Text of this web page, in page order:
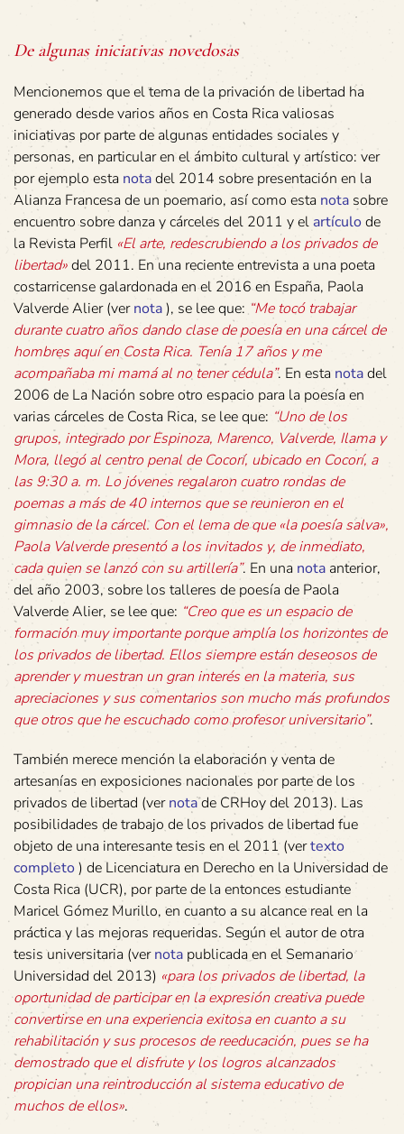
De algunas iniciativas novedosas
Mencionemos que el tema de la privación de libertad ha
generado desde varios años en Costa Rica valiosas
iniciativas por parte de algunas entidades sociales y
personas, en particular en el ámbito cultural y artístico: ver
por ejemplo esta notadel 2014 sobre presentación en la
Alianza Francesa de un poemario, así como esta nota sobre
encuentro sobre danza y cárceles del 2011 y el artículo de
la Revista Perfil «El arte, redescrubiendo a los privados de
libertad»del 2011. En una reciente entrevista a una poeta
costarricense galardonada en el 2016 en España, Paola
Valverde Alier (vernota), se lee que:“Me tocó trabajar
durante cuatro años dando clase de poesía en una cárcel de
hombres aquí en Costa Rica. Tenía 17 años y me
acompañaba mi mamá al no tener cédula”. En esta notadel
2006 de La Nación sobre otro espacio para la poesía en
varias cárceles de Costa Rica, se lee que: “Uno de los
grupos, integrado por Espinoza, Marenco, Valverde, Ilama y
Mora, llegó al centro penal de Cocorí, ubicado en Cocorí, a
las 9:30 a. m. Lo jóvenes regalaron cuatro rondas de
poemas a más de 40 internos que se reunieron en el
gimnasio de la cárcel. Con el lema de que «la poesía salva»,
Paola Valverde presentó a los invitados y, de inmediato,
cada quien se lanzó con su artillería”. En una nota anterior,
del año 2003, sobre los talleres de poesía de Paola
Valverde Alier, se lee que: “Creo que es un espacio de
formación muy importante porque amplía los horizontes de
los privados de libertad. Ellos siempre están deseosos de
aprender y muestran un gran interés en la materia, sus
apreciaciones y sus comentarios son mucho más profundos
que otros que he escuchado como profesor universitario”.
También merece mención la elaboración y venta de
artesanías en exposiciones nacionales por parte de los
privados de libertad (vernotade CRHoy del 2013). Las
posibilidades de trabajo de los privados de libertad fue
objeto de una interesante tesis en el 2011 (vertexto
completo ) de Licenciatura en Derecho en la Universidad de
Costa Rica (UCR), por parte de la entonces estudiante
Maricel Gómez Murillo, en cuanto a su alcance real en la
práctica y las mejoras requeridas. Según el autor de otra
tesis universitaria (vernota publicada en el Semanario
Universidad del 2013) «para los privados de libertad, la
oportunidad de participar en la expresión creativa puede
convertirse en una experiencia exitosa en cuanto a su
rehabilitación y sus procesos de reeducación, pues se ha
demostrado que el disfrute y los logros alcanzados
propician una reintroducción al sistema educativo de
muchos de ellos».